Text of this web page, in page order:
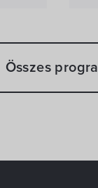
Összes